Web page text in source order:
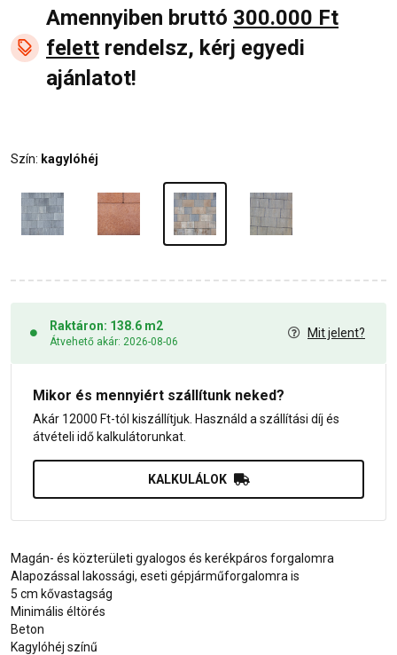
Amennyiben bruttó 300.000 Ft
felett rendelsz, kérj egyedi
ajánlatot!
Szín: kagylóhéj
Raktáron: 138.6 m2
Átvehető akár: 2026-08-06
Mit jelent?
Mikor és mennyiért szállítunk neked?
Akár 12000 Ft-tól kiszállítjuk. Használd a szállítási díj és
átvételi idő kalkulátorunkat.
KALKULÁLOK
Magán- és közterületi gyalogos és kerékpáros forgalomra
Alapozással lakossági, eseti gépjárműforgalomra is
5 cm kővastagság
Minimális éltörés
Beton
Kagylóhéj színű